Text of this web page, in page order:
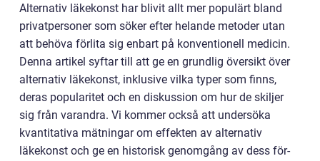
Alternativ läkekonst har blivit allt mer populärt bland
privatpersoner som söker efter helande metoder utan
att behöva förlita sig enbart på konventionell medicin.
Denna artikel syftar till att ge en grundlig översikt över
alternativ läkekonst, inklusive vilka typer som finns,
deras popularitet och en diskussion om hur de skiljer
sig från varandra. Vi kommer också att undersöka
kvantitativa mätningar om effekten av alternativ
läkekonst och ge en historisk genomgång av dess för-